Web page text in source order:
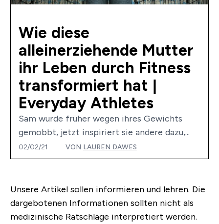
Wie diese
alleinerziehende Mutter
ihr Leben durch Fitness
transformiert hat |
Everyday Athletes
Sam wurde früher wegen ihres Gewichts
gemobbt, jetzt inspiriert sie andere dazu,...
02/02/21 VON LAUREN DAWES
Unsere Artikel sollen informieren und lehren. Die
dargebotenen Informationen sollten nicht als
medizinische Ratschläge interpretiert werden.